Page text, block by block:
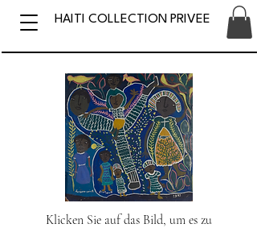
HAITI COLLECTION PRIVEE
Klicken Sie auf das Bild, um es zu